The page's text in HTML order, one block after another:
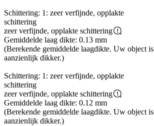
Schittering: 1: zeer verfijnde, opplakte
schittering
zeer verfijnde, opplakte schittering
Gemiddelde laag dikte: 0.13 mm
(Berekende gemiddelde laagdikte. Uw object is
aanzienlijk dikker.)
Schittering: 1: zeer verfijnde, opplakte
schittering
zeer verfijnde, opplakte schittering
Gemiddelde laag dikte: 0.12 mm
(Berekende gemiddelde laagdikte. Uw object is
aanzienlijk dikker.)